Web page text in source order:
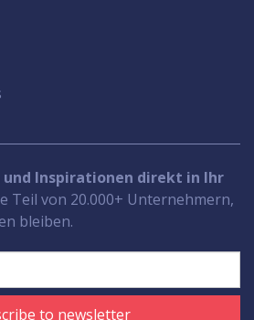
Inspirationen direkt in Ihr
Teil von 20.000+ Unternehmern,
bleiben.
to newsletter